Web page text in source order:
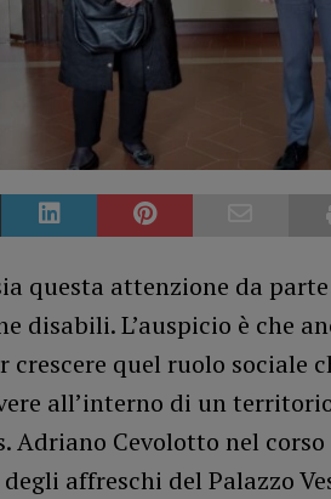
questa attenzione da
disabili. L’auspicio è che
crescere quel ruolo sociale
all’interno di un
Adriano Cevolotto nel
affreschi del Palazzo